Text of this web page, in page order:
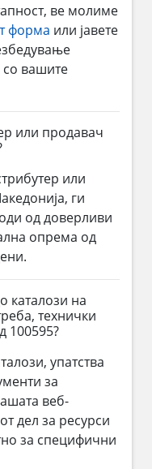
ве молиме
форма или јавете
со вашите
или продавач
или
ги
од доверливи
опрема од
каталози на
технички
100595?
упатства
за
веб-
дел за ресурси
за специфични